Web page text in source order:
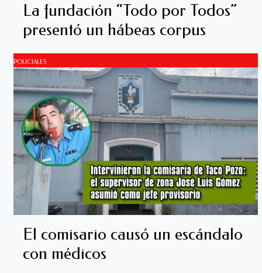
La fundación “Todo por Todos”
presentó un hábeas corpus
POLICIALES
El comisario causó un escándalo
con médicos